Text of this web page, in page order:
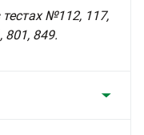
№112, 117,
801, 849.